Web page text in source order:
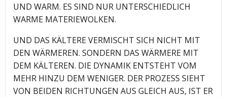
UND WARM. ES SIND NUR UNTERSCHIEDLICH
WARME MATERIEWOLKEN.
UND DAS KÄLTERE VERMISCHT SICH NICHT MIT
DEN WÄRMEREN. SONDERN DAS WÄRMERE MIT
DEM KÄLTEREN. DIE DYNAMIK ENTSTEHT VOM
MEHR HINZU DEM WENIGER. DER PROZESS SIEHT
VON BEIDEN RICHTUNGEN AUS GLEICH AUS, IST ER